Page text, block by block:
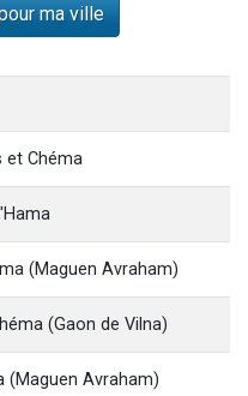
son Maasser
pour étudier en groupe sur Zoom
son Maasser
ma ville
et Chéma
(Maguen Avraham)
(Gaon de Vilna)
(Maguen Avraham)